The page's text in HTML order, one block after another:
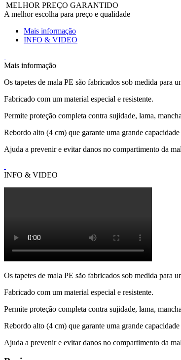
MELHOR PREÇO GARANTIDO
A melhor escolha para preço e qualidade
Mais informação
INFO & VIDEO
Mais informação
Os tapetes de mala PE são fabricados sob medida para
Fabricado com um material especial e resistente.
Permite proteção completa contra sujidade, lama,
Rebordo alto (4 cm) que garante uma grande
Ajuda a prevenir e evitar danos no compartimento da
INFO & VIDEO
Os tapetes de mala PE são fabricados sob medida para
Fabricado com um material especial e resistente.
Permite proteção completa contra sujidade, lama,
Rebordo alto (4 cm) que garante uma grande
Ajuda a prevenir e evitar danos no compartimento da